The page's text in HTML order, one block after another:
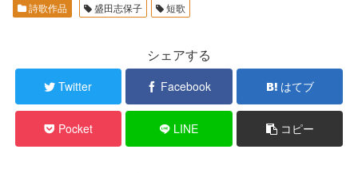
詩歌作品 盛田志保子 短歌
シェアする
Twitter Facebook はてブ
Pocket LINE コピー